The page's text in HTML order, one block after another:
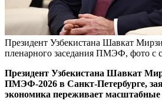
Президент Узбекистана Шавкат
пленарного заседания ПМЭФ, фото с
Президент Узбекистана Шавкат
ПМЭФ-2026 в Санкт-Петербурге,
экономика переживает